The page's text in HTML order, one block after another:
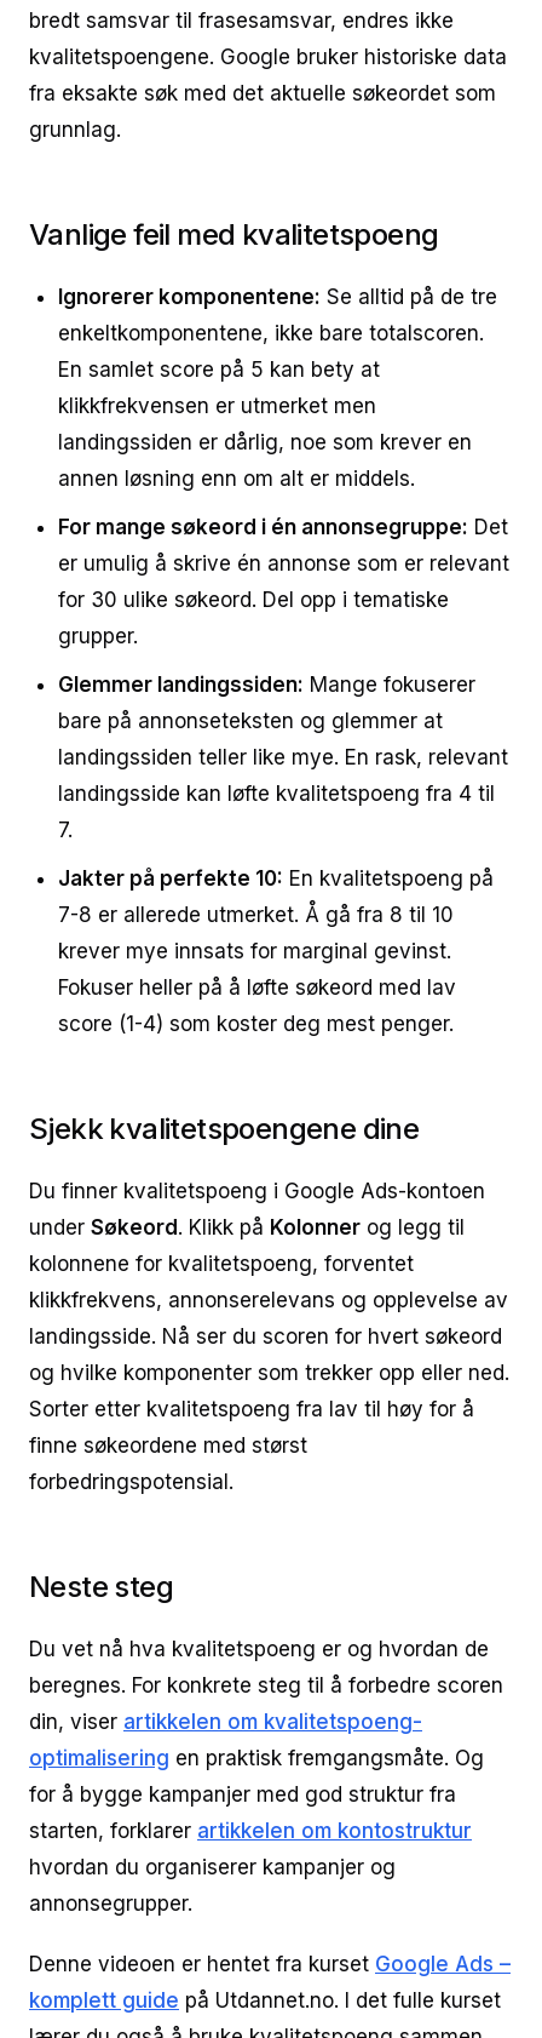
bredt samsvar til frasesamsvar, endres ikke
kvalitetspoengene. Google bruker historiske data
fra eksakte søk med det aktuelle søkeordet som
grunnlag.
Vanlige feil med kvalitetspoeng
Ignorerer komponentene: Se alltid på de tre
enkeltkomponentene, ikke bare totalscoren.
En samlet score på 5 kan bety at
klikkfrekvensen er utmerket men
landingssiden er dårlig, noe som krever en
annen løsning enn om alt er middels.
For mange søkeord i én annonsegruppe: Det
er umulig å skrive én annonse som er relevant
for 30 ulike søkeord. Del opp i tematiske
grupper.
Glemmer landingssiden: Mange fokuserer
bare på annonseteksten og glemmer at
landingssiden teller like mye. En rask, relevant
landingsside kan løfte kvalitetspoeng fra 4 til
7.
Jakter på perfekte 10: En kvalitetspoeng på
7-8 er allerede utmerket. Å gå fra 8 til 10
krever mye innsats for marginal gevinst.
Fokuser heller på å løfte søkeord med lav
score (1-4) som koster deg mest penger.
Sjekk kvalitetspoengene dine
Du finner kvalitetspoeng i Google Ads-kontoen
under Søkeord . Klikk på Kolonner og legg til
kolonnene for kvalitetspoeng, forventet
klikkfrekvens, annonserelevans og opplevelse av
landingsside. Nå ser du scoren for hvert søkeord
og hvilke komponenter som trekker opp eller ned.
Sorter etter kvalitetspoeng fra lav til høy for å
finne søkeordene med størst
forbedringspotensial.
Neste steg
Du vet nå hva kvalitetspoeng er og hvordan de
beregnes. For konkrete steg til å forbedre scoren
din, viser artikkelen om kvalitetspoeng-
optimalisering en praktisk fremgangsmåte. Og
for å bygge kampanjer med god struktur fra
starten, forklarer artikkelen om kontostruktur
hvordan du organiserer kampanjer og
annonsegrupper.
Denne videoen er hentet fra kurset Google Ads –
komplett guide på Utdannet.no. I det fulle kurset